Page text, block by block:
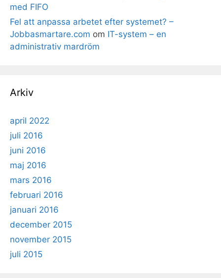
med FIFO
Fel att anpassa arbetet efter systemet? –
Jobbasmartare.com om IT-system – en
administrativ mardröm
Arkiv
april 2022
juli 2016
juni 2016
maj 2016
mars 2016
februari 2016
januari 2016
december 2015
november 2015
juli 2015